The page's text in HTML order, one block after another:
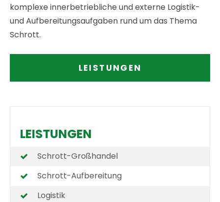
komplexe innerbetriebliche und externe Logistik-
und Aufbereitungsaufgaben rund um das Thema
Schrott.
LEISTUNGEN
LEISTUNGEN
Schrott-Großhandel
Schrott-Aufbereitung
Logistik